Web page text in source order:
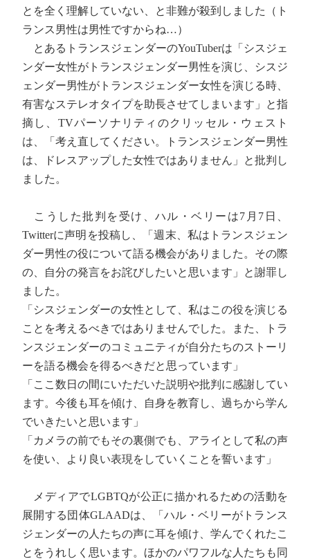
とを全く理解していない、と非難が殺到しました（ト
ランス男性は男性ですからね…）
とあるトランスジェンダーのYouTuberは「シスジェ
ンダー女性がトランスジェンダー男性を演じ、シスジ
ェンダー男性がトランスジェンダー女性を演じる時、
有害なステレオタイプを助長させてしまいます」と指
摘し、TVパーソナリティのクリッセル・ウェスト
は、「考え直してください。トランスジェンダー男性
は、ドレスアップした女性ではありません」と批判し
ました。
こうした批判を受け、ハル・ベリーは7月7日、
Twitterに声明を投稿し、「週末、私はトランスジェン
ダー男性の役について語る機会がありました。その際
の、自分の発言をお詫びしたいと思います」と謝罪し
ました。
「シスジェンダーの女性として、私はこの役を演じる
ことを考えるべきではありませんでした。また、トラ
ンスジェンダーのコミュニティが自分たちのストーリ
ーを語る機会を得るべきだと思っています」
「ここ数日の間にいただいた説明や批判に感謝してい
ます。今後も耳を傾け、自身を教育し、過ちから学ん
でいきたいと思います」
「カメラの前でもその裏側でも、アライとして私の声
を使い、より良い表現をしていくことを誓います」
メディアでLGBTQが公正に描かれるための活動を
展開する団体GLAADは、「ハル・ベリーがトランス
ジェンダーの人たちの声に耳を傾け、学んでくれたこ
とをうれしく思います。ほかのパワフルな人たちも同